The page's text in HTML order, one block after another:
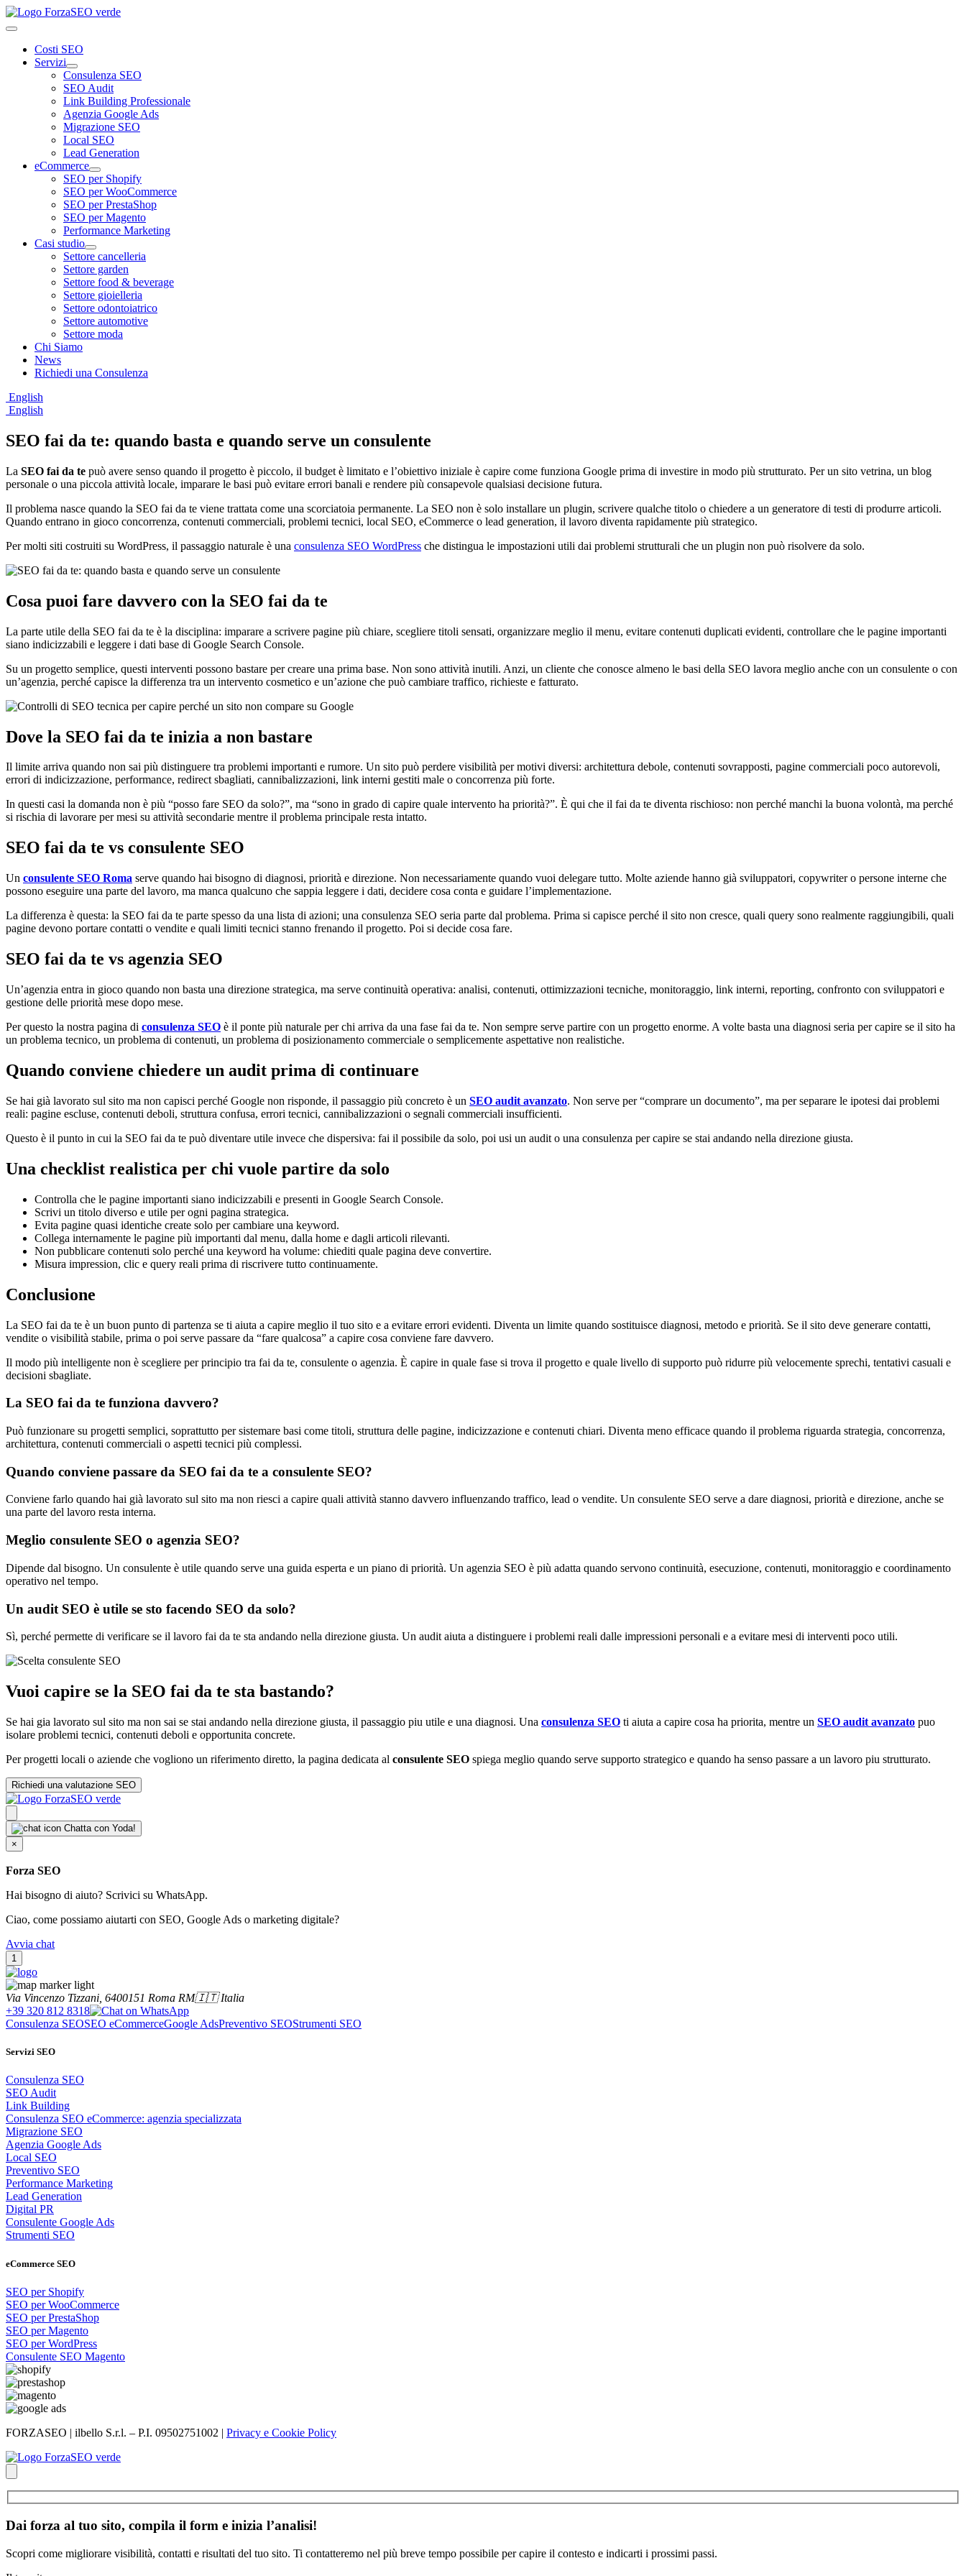
Costi SEO
Servizi
Consulenza SEO
SEO Audit
Link Building Professionale
Agenzia Google Ads
Migrazione SEO
Local SEO
Lead Generation
eCommerce
SEO per Shopify
SEO per WooCommerce
SEO per PrestaShop
SEO per Magento
Performance Marketing
Casi studio
Settore cancelleria
Settore garden
Settore food & beverage
Settore gioielleria
Settore odontoiatrico
Settore automotive
Settore moda
Chi Siamo
News
Richiedi una Consulenza
English
English
SEO fai da te: quando basta e quando serve un consulente
La SEO fai da te può avere senso quando il progetto è piccolo, il budget è limitato e l’obiettivo iniziale è capire come funziona Google prima di investire in modo più strutturato. Per un sito vetrina, un blog
personale o una piccola attività locale, imparare le basi può evitare errori banali e rendere più consapevole qualsiasi decisione futura.
Il problema nasce quando la SEO fai da te viene trattata come una scorciatoia permanente. La SEO non è solo installare un plugin, scrivere qualche titolo o chiedere a un generatore di testi di produrre articoli.
Quando entrano in gioco concorrenza, contenuti commerciali, problemi tecnici, local SEO, eCommerce o lead generation, il lavoro diventa rapidamente più strategico.
Per molti siti costruiti su WordPress, il passaggio naturale è una consulenza SEO WordPress che distingua le impostazioni utili dai problemi strutturali che un plugin non può risolvere da solo.
Cosa puoi fare davvero con la SEO fai da te
La parte utile della SEO fai da te è la disciplina: imparare a scrivere pagine più chiare, scegliere titoli sensati, organizzare meglio il menu, evitare contenuti duplicati evidenti, controllare che le pagine importanti
siano indicizzabili e leggere i dati base di Google Search Console.
Su un progetto semplice, questi interventi possono bastare per creare una prima base. Non sono attività inutili. Anzi, un cliente che conosce almeno le basi della SEO lavora meglio anche con un consulente o con
un’agenzia, perché capisce la differenza tra un intervento cosmetico e un’azione che può cambiare traffico, richieste e fatturato.
Dove la SEO fai da te inizia a non bastare
Il limite arriva quando non sai più distinguere tra problemi importanti e rumore. Un sito può perdere visibilità per motivi diversi: architettura debole, contenuti sovrapposti, pagine commerciali poco autorevoli,
errori di indicizzazione, performance, redirect sbagliati, cannibalizzazioni, link interni gestiti male o concorrenza più forte.
In questi casi la domanda non è più “posso fare SEO da solo?”, ma “sono in grado di capire quale intervento ha priorità?”. È qui che il fai da te diventa rischioso: non perché manchi la buona volontà, ma perché
si rischia di lavorare per mesi su attività secondarie mentre il problema principale resta intatto.
SEO fai da te vs consulente SEO
Un consulente SEO Roma serve quando hai bisogno di diagnosi, priorità e direzione. Non necessariamente quando vuoi delegare tutto. Molte aziende hanno già sviluppatori, copywriter o persone interne che
possono eseguire una parte del lavoro, ma manca qualcuno che sappia leggere i dati, decidere cosa conta e guidare l’implementazione.
La differenza è questa: la SEO fai da te parte spesso da una lista di azioni; una consulenza SEO seria parte dal problema. Prima si capisce perché il sito non cresce, quali query sono realmente raggiungibili, quali
pagine devono portare contatti o vendite e quali limiti tecnici stanno frenando il progetto. Poi si decide cosa fare.
SEO fai da te vs agenzia SEO
Un’agenzia entra in gioco quando non basta una direzione strategica, ma serve continuità operativa: analisi, contenuti, ottimizzazioni tecniche, monitoraggio, link interni, reporting, confronto con sviluppatori e
gestione delle priorità mese dopo mese.
Per questo la nostra pagina di consulenza SEO è il ponte più naturale per chi arriva da una fase fai da te. Non sempre serve partire con un progetto enorme. A volte basta una diagnosi seria per capire se il sito ha
un problema tecnico, un problema di contenuti, un problema di posizionamento commerciale o semplicemente aspettative non realistiche.
Quando conviene chiedere un audit prima di continuare
Se hai già lavorato sul sito ma non capisci perché Google non risponde, il passaggio più concreto è un SEO audit avanzato. Non serve per “comprare un documento”, ma per separare le ipotesi dai problemi
reali: pagine escluse, contenuti deboli, struttura confusa, errori tecnici, cannibalizzazioni o segnali commerciali insufficienti.
Questo è il punto in cui la SEO fai da te può diventare utile invece che dispersiva: fai il possibile da solo, poi usi un audit o una consulenza per capire se stai andando nella direzione giusta.
Una checklist realistica per chi vuole partire da solo
Controlla che le pagine importanti siano indicizzabili e presenti in Google Search Console.
Scrivi un titolo diverso e utile per ogni pagina strategica.
Evita pagine quasi identiche create solo per cambiare una keyword.
Collega internamente le pagine più importanti dal menu, dalla home e dagli articoli rilevanti.
Non pubblicare contenuti solo perché una keyword ha volume: chiediti quale pagina deve convertire.
Misura impression, clic e query reali prima di riscrivere tutto continuamente.
Conclusione
La SEO fai da te è un buon punto di partenza se ti aiuta a capire meglio il tuo sito e a evitare errori evidenti. Diventa un limite quando sostituisce diagnosi, metodo e priorità. Se il sito deve generare contatti,
vendite o visibilità stabile, prima o poi serve passare da “fare qualcosa” a capire cosa conviene fare davvero.
Il modo più intelligente non è scegliere per principio tra fai da te, consulente o agenzia. È capire in quale fase si trova il progetto e quale livello di supporto può ridurre più velocemente sprechi, tentativi casuali e
decisioni sbagliate.
La SEO fai da te funziona davvero?
Può funzionare su progetti semplici, soprattutto per sistemare basi come titoli, struttura delle pagine, indicizzazione e contenuti chiari. Diventa meno efficace quando il problema riguarda strategia, concorrenza,
architettura, contenuti commerciali o aspetti tecnici più complessi.
Quando conviene passare da SEO fai da te a consulente SEO?
Conviene farlo quando hai già lavorato sul sito ma non riesci a capire quali attività stanno davvero influenzando traffico, lead o vendite. Un consulente SEO serve a dare diagnosi, priorità e direzione, anche se
una parte del lavoro resta interna.
Meglio consulente SEO o agenzia SEO?
Dipende dal bisogno. Un consulente è utile quando serve una guida esperta e un piano di priorità. Un agenzia SEO è più adatta quando servono continuità, esecuzione, contenuti, monitoraggio e coordinamento
operativo nel tempo.
Un audit SEO è utile se sto facendo SEO da solo?
Sì, perché permette di verificare se il lavoro fai da te sta andando nella direzione giusta. Un audit aiuta a distinguere i problemi reali dalle impressioni personali e a evitare mesi di interventi poco utili.
Vuoi capire se la SEO fai da te sta bastando?
Se hai gia lavorato sul sito ma non sai se stai andando nella direzione giusta, il passaggio piu utile e una diagnosi. Una consulenza SEO ti aiuta a capire cosa ha priorita, mentre un SEO audit avanzato puo
isolare problemi tecnici, contenuti deboli e opportunita concrete.
Per progetti locali o aziende che vogliono un riferimento diretto, la pagina dedicata al consulente SEO spiega meglio quando serve supporto strategico e quando ha senso passare a un lavoro piu strutturato.
Richiedi una valutazione SEO
Chatta con Yoda!
×
Forza SEO
Hai bisogno di aiuto? Scrivici su WhatsApp.
Ciao, come possiamo aiutarti con SEO, Google Ads o marketing digitale?
Avvia chat
1
Via Vincenzo Tizzani, 6400151 Roma RM🇮🇹 Italia
+39 320 812 8318
Consulenza SEOSEO eCommerceGoogle AdsPreventivo SEOStrumenti SEO
Servizi SEO
Consulenza SEO
SEO Audit
Link Building
Consulenza SEO eCommerce: agenzia specializzata
Migrazione SEO
Agenzia Google Ads
Local SEO
Preventivo SEO
Performance Marketing
Lead Generation
Digital PR
Consulente Google Ads
Strumenti SEO
eCommerce SEO
SEO per Shopify
SEO per WooCommerce
SEO per PrestaShop
SEO per Magento
SEO per WordPress
Consulente SEO Magento
FORZASEO | ilbello S.r.l. – P.I. 09502751002 | Privacy e Cookie Policy
Dai forza al tuo sito, compila il form e inizia l’analisi!
Scopri come migliorare visibilità, contatti e risultati del tuo sito. Ti contatteremo nel più breve tempo possibile per capire il contesto e indicarti i prossimi passi.